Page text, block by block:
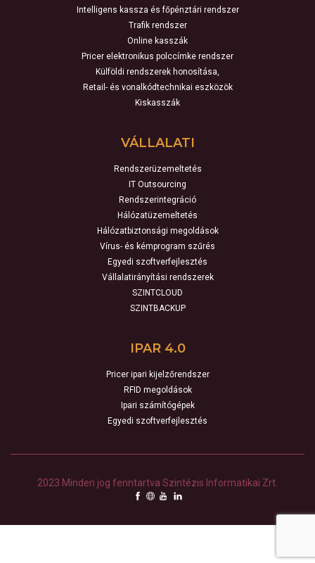
Intelligens kassza és főpénztári rendszer
Trafik rendszer
Online kasszák
Pricer elektronikus polccímke rendszer
Külföldi rendszerek honosítása,
Retail- és vonalkódtechnikai eszközök
Kiskasszák
VÁLLALATI
Rendszerüzemeltetés
IT Outsourcing
Rendszerintegráció
Hálózatüzemeltetés
Hálózatbiztonsági megoldások
Vírus- és kémprogram szűrés
Egyedi szoftverfejlesztés
Vállalatirányítási rendszerek
SZINTCLOUD
SZINTBACKUP
IPAR 4.0
Pricer ipari kijelzőrendszer
RFID megoldások
Ipari számítógépek
Egyedi szoftverfejlesztés
2023 Minden jog fenntartva Szintézis Informatikai Zrt.